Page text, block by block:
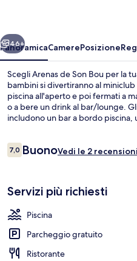
Avanti
46+
PanoramicaCamerePosizione
Scegli Arenas de Son Bou per la
bambini si divertiranno al
piscina all'aperto e poi fermati a
o a bere un drink al bar/lounge.
includono un bar a bordo piscina,
Recensioni
7,07,0 su 10
BuonoVedi le 2 recensioni
Servizi più richiesti
Piscina
Parcheggio gratuito
Ristorante